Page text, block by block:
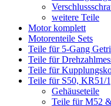
weitere Teile
Motor komplett
Motorenteile Sets
Teile für 5-Gang
Teile für
Teile für
Teile für S50, KR51/
Gehäuseteile
Teile für M52